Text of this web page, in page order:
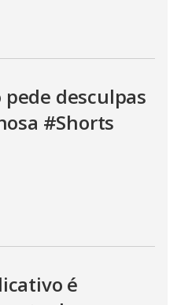
pede desculpas
#Shorts
é